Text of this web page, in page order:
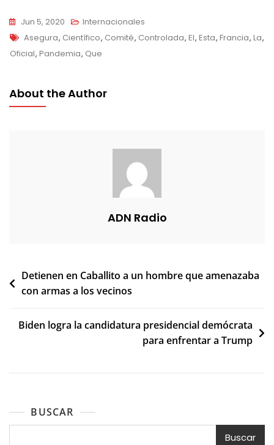
Jun 5, 2020
Internacionales
Tags
Asegura, Científico, Comité, Controlada, El, Esta, Francia, La,
Oficial, Pandemia, Que
About the Author
ADN Radio
Navegación
de
Detienen en Caballito a un hombre que amenazaba
con armas a los vecinos
Biden logra la candidatura presidencial demócrata
para enfrentar a Trump
BUSCAR
Buscar